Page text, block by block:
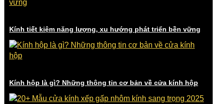
Kính tiết kiệm năng lượng, xu hướng phát triển bền vững
Kính hộp là gì? Những thông tin cơ bản về cửa kính hộp